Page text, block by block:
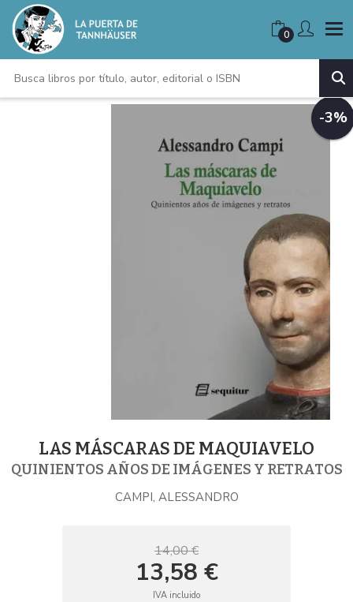
0
-3%
LAS MÁSCARAS DE MAQUIAVELO
QUINIENTOS AÑOS DE IMÁGENES Y RETRATOS
CAMPI, ALESSANDRO
14,00 €
13,58 €
IVA incluido